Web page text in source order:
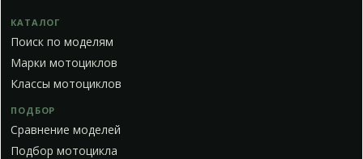
КАТАЛОГ
Поиск по моделям
Марки мотоциклов
Классы мотоциклов
ПОДБОР
Сравнение моделей
Подбор мотоцикла